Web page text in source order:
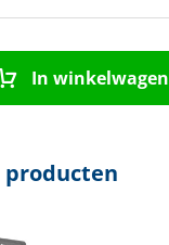
In winkelwagen
producten